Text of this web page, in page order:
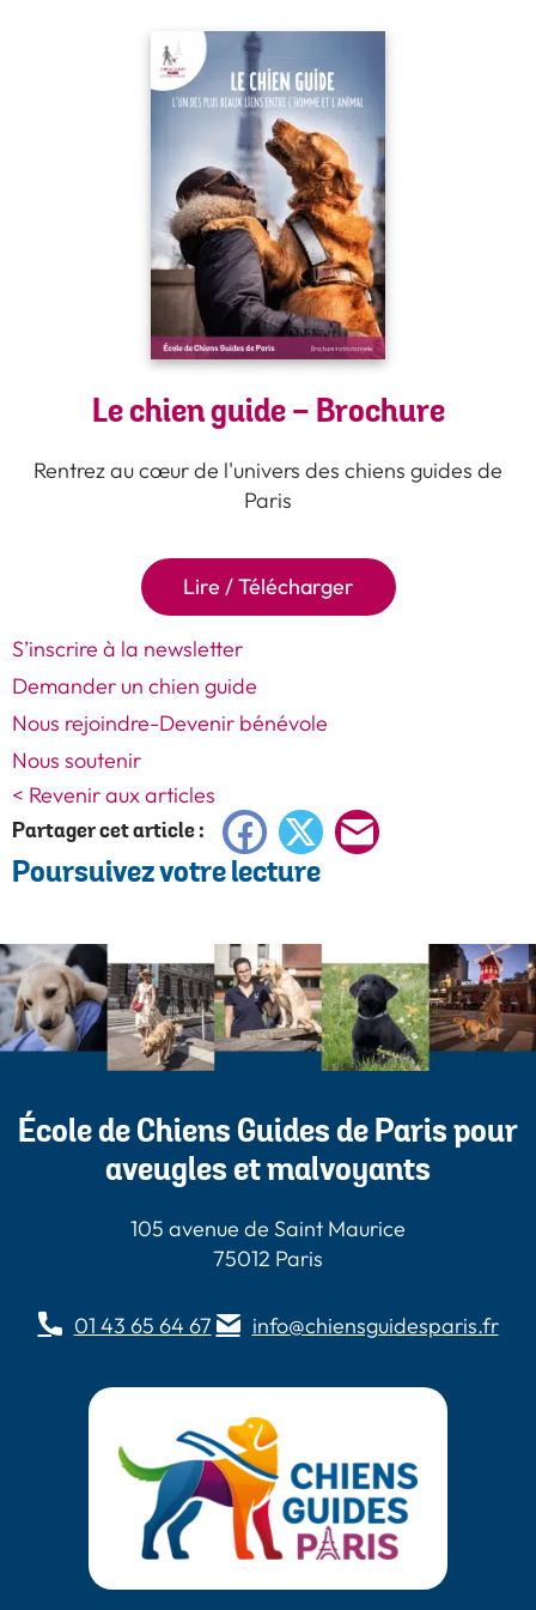
Le chien guide - Brochure
Rentrez au cœur de l'univers des chiens guides de
Paris
Lire / Télécharger
S’inscrire à la newsletter
Demander un chien guide
Nous rejoindre-Devenir bénévole
Nous soutenir
< Revenir aux articles
Partager cet article : Facebook
X
Poursuivez votre lecture
École de Chiens Guides de Paris pour
aveugles et malvoyants
105 avenue de Saint Maurice
75012 Paris
01 43 65 64 67 info@chiensguidesparis.fr